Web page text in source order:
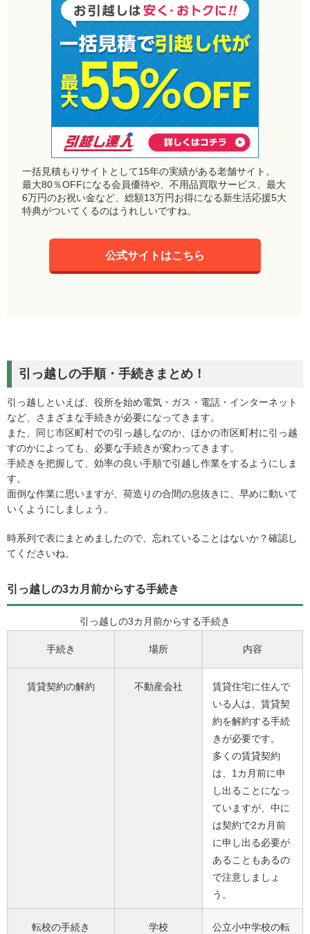
一括見積もりサイトとして15年の実績がある老舗サイト。
最大80％OFFになる会員優待や、不用品買取サービス、最大
6万円のお祝い金など、総額13万円お得になる新生活応援5大
特典がついてくるのはうれしいですね。
公式サイトはこちら
引っ越しの手順・手続きまとめ！
引っ越しといえば、役所を始め電気・ガス・電話・インターネット
など、さまざまな手続きが必要になってきます。
また、同じ市区町村での引っ越しなのか、ほかの市区町村に引っ越
すのかによっても、必要な手続きが変わってきます。
手続きを把握して、効率の良い手順で引越し作業をするようにしま
す。
面倒な作業に思いますが、荷造りの合間の息抜きに、早めに動いて
いくようにしましょう。
時系列で表にまとめましたので、忘れていることはないか？確認し
てくださいね。
引っ越しの3カ月前からする手続き
引っ越しの3カ月前からする手続き
手続き 場所 内容
賃貸契約の解約 不動産会社
賃貸住宅に住んで
いる人は、賃貸契
約を解約する手続
きが必要です。
多くの賃貸契約
は、1カ月前に申
し出ることになっ
ていますが、中に
は契約で2カ月前
に申し出る必要が
あることもあるの
で注意しましょ
う。
転校の手続き 学校
公立小中学校の転